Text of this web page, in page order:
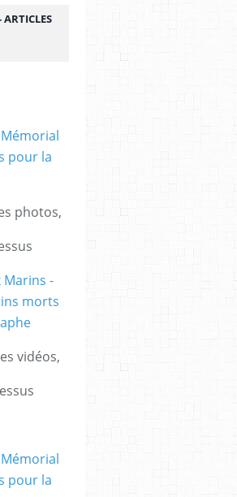
ARTICLES
photos,
vidéos,